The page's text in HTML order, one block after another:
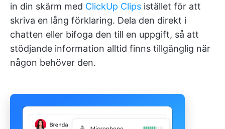
in din skärm med ClickUp Clips istället för att
skriva en lång förklaring. Dela den direkt i
chatten eller bifoga den till en uppgift, så att
stödjande information alltid finns tillgänglig när
någon behöver den.